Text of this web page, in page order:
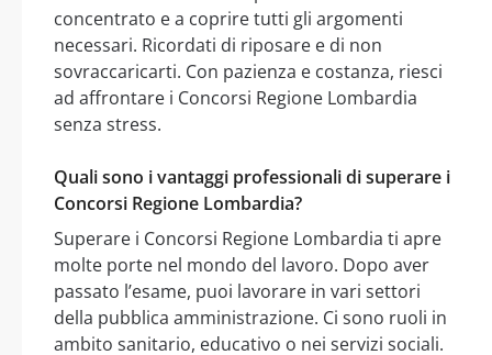
concentrato e a coprire tutti gli argomenti
necessari. Ricordati di riposare e di non
sovraccaricarti. Con pazienza e costanza, riesci
ad affrontare i Concorsi Regione Lombardia
senza stress.
Quali sono i vantaggi professionali di superare i
Concorsi Regione Lombardia?
Superare i Concorsi Regione Lombardia ti apre
molte porte nel mondo del lavoro. Dopo aver
passato l’esame, puoi lavorare in vari settori
della pubblica amministrazione. Ci sono ruoli in
ambito sanitario, educativo o nei servizi sociali.